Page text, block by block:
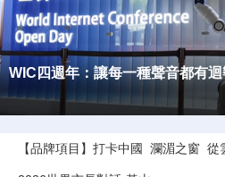
法國博主打卡世界互聯網大會開
【品牌項目】 打卡中國 瀾湄之窗 從